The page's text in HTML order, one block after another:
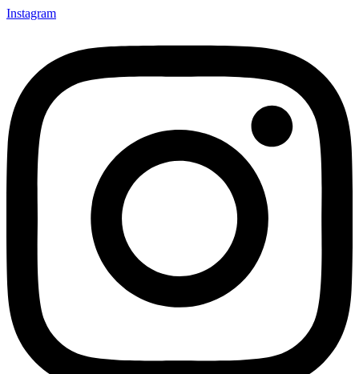
Instagram